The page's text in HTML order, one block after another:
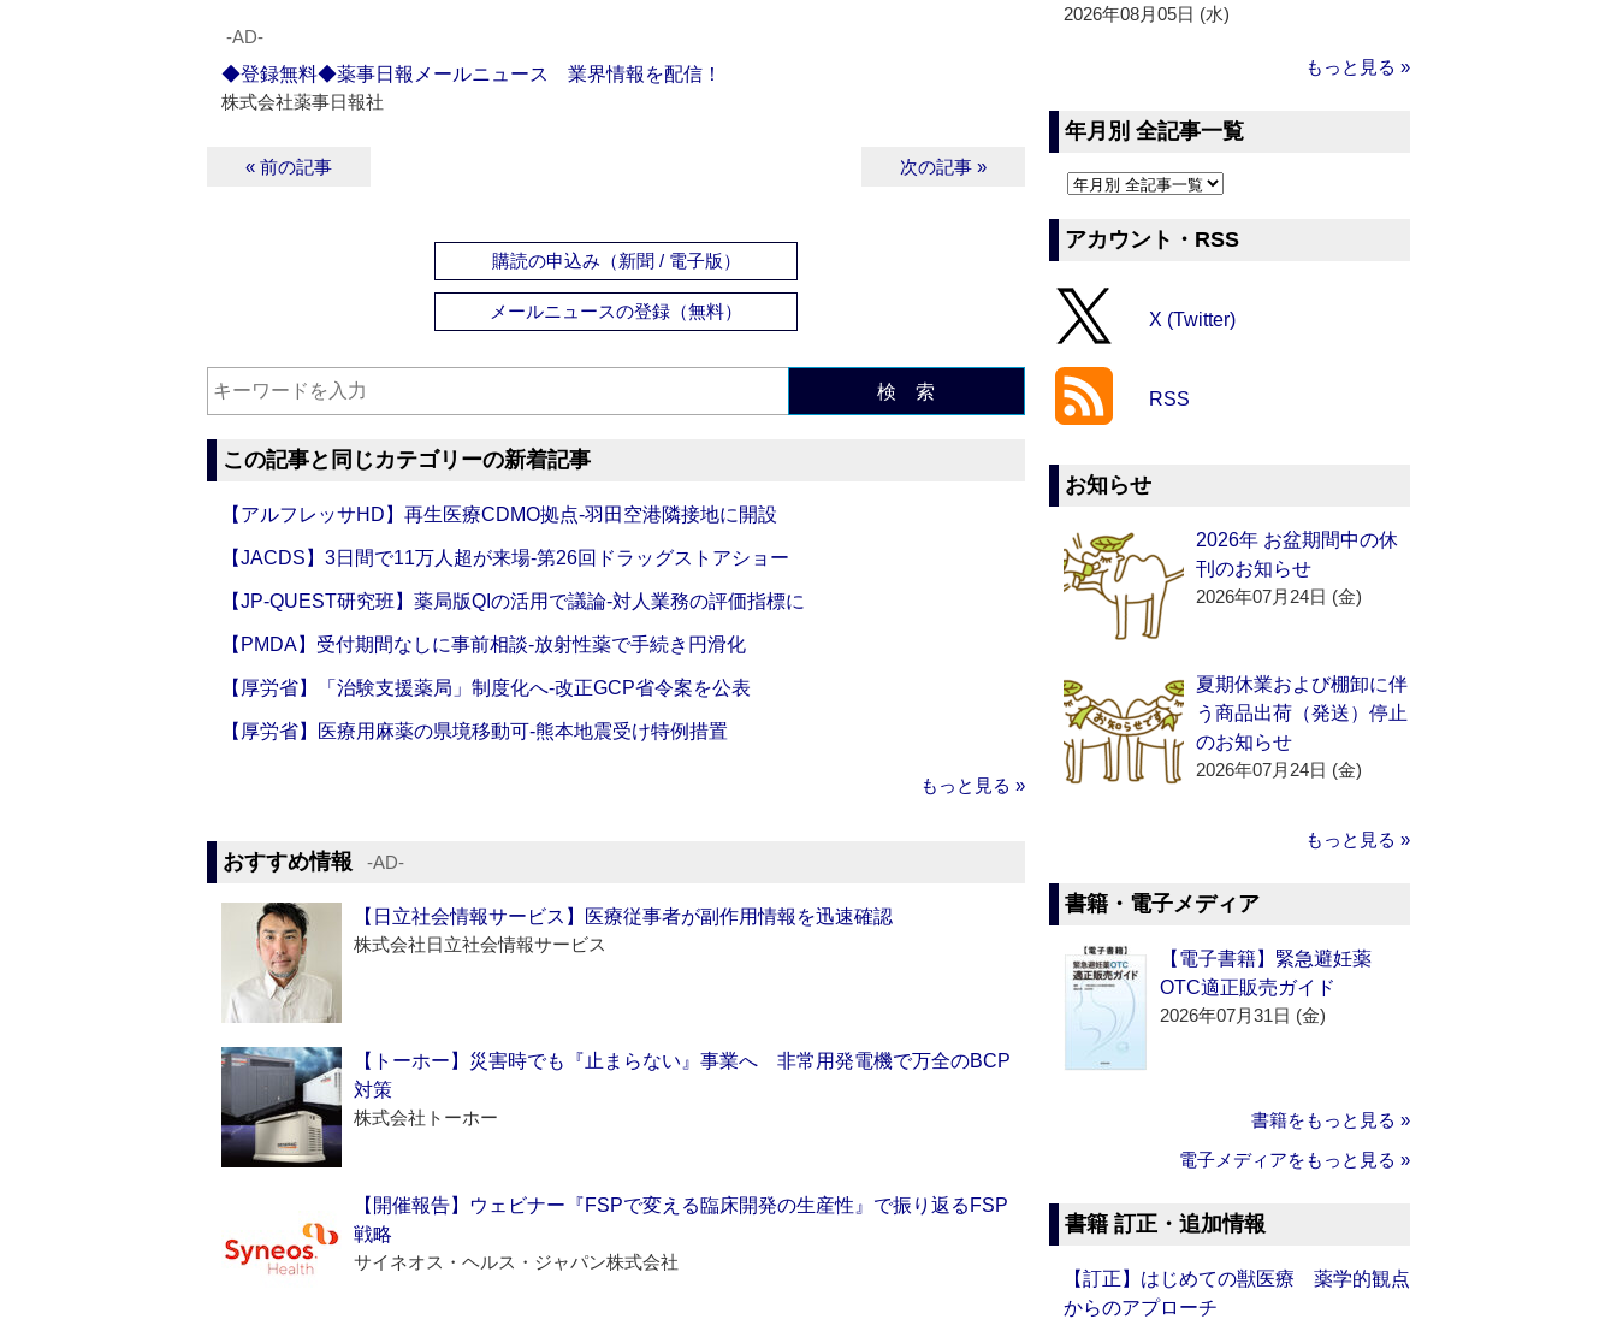
‐AD‐
◆登録無料◆薬事日報メールニュース 業界情報を配信！
株式会社薬事日報社
« 前の記事 次の記事 »
購読の申込み（新聞 / 電子版）
メールニュースの登録（無料）
検 索
この記事と同じカテゴリーの新着記事
【アルフレッサHD】再生医療CDMO拠点‐羽田空港隣接地に開設
【JACDS】3日間で11万人超が来場‐第26回ドラッグストアショー
【JP-QUEST研究班】薬局版QIの活用で議論‐対人業務の評価指標に
【PMDA】受付期間なしに事前相談‐放射性薬で手続き円滑化
【厚労省】「治験支援薬局」制度化へ‐改正GCP省令案を公表
【厚労省】医療用麻薬の県境移動可‐熊本地震受け特例措置
もっと見る »
おすすめ情報 ‐AD‐
【日立社会情報サービス】医療従事者が副作用情報を迅速確認
株式会社日立社会情報サービス
【トーホー】災害時でも『止まらない』事業へ 非常用発電機で万全のBCP
対策
株式会社トーホー
【開催報告】ウェビナー『FSPで変える臨床開発の生産性』で振り返るFSP
戦略
サイネオス・ヘルス・ジャパン株式会社
2026年08月05日 (水)
もっと見る »
年月別 全記事一覧
アカウント・RSS
X (Twitter)
RSS
お知らせ
2026年 お盆期間中の休
刊のお知らせ
2026年07月24日 (金)
夏期休業および棚卸に伴
う商品出荷（発送）停止
のお知らせ
2026年07月24日 (金)
もっと見る »
書籍・電子メディア
【電子書籍】緊急避妊薬
OTC適正販売ガイド
2026年07月31日 (金)
書籍をもっと見る »
電子メディアをもっと見る »
書籍 訂正・追加情報
【訂正】はじめての獣医療 薬学的観点
からのアプローチ